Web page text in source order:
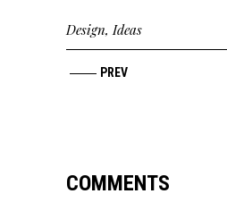
Design, Ideas
PREV
COMMENTS